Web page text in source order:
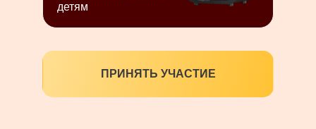
ПРИНЯТЬ УЧАСТИЕ
детям